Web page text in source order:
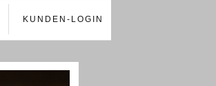
KUNDEN-LOGIN